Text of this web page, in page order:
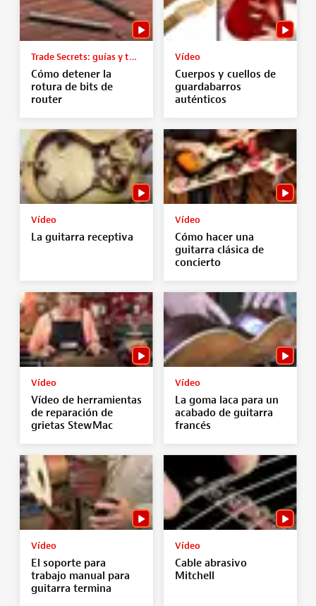
Trade Secrets: guías y tutoriales
Cómo detener la
rotura de bits de
router
Vídeo
Cuerpos y cuellos de
guardabarros
auténticos
Vídeo
La guitarra receptiva
Vídeo
Cómo hacer una
guitarra clásica de
concierto
Vídeo
Vídeo de herramientas
de reparación de
grietas StewMac
Vídeo
La goma laca para un
acabado de guitarra
francés
Vídeo
El soporte para
trabajo manual para
guitarra termina
Vídeo
Cable abrasivo
Mitchell